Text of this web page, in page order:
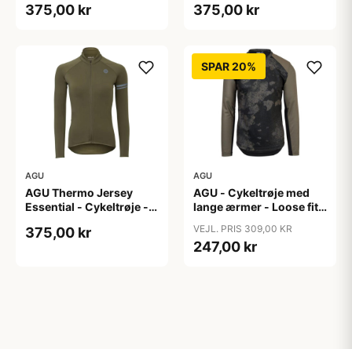
S
375,00 kr
XL
375,00 kr
AGU
AGU Thermo Jersey
Essential - Cykeltrøje -
XXL
375,00 kr
SPAR 20%
AGU
AGU - Cykeltrøje med
lange ærmer - Loose fit -
VEJL. PRIS 309,00 KR
247,00 kr